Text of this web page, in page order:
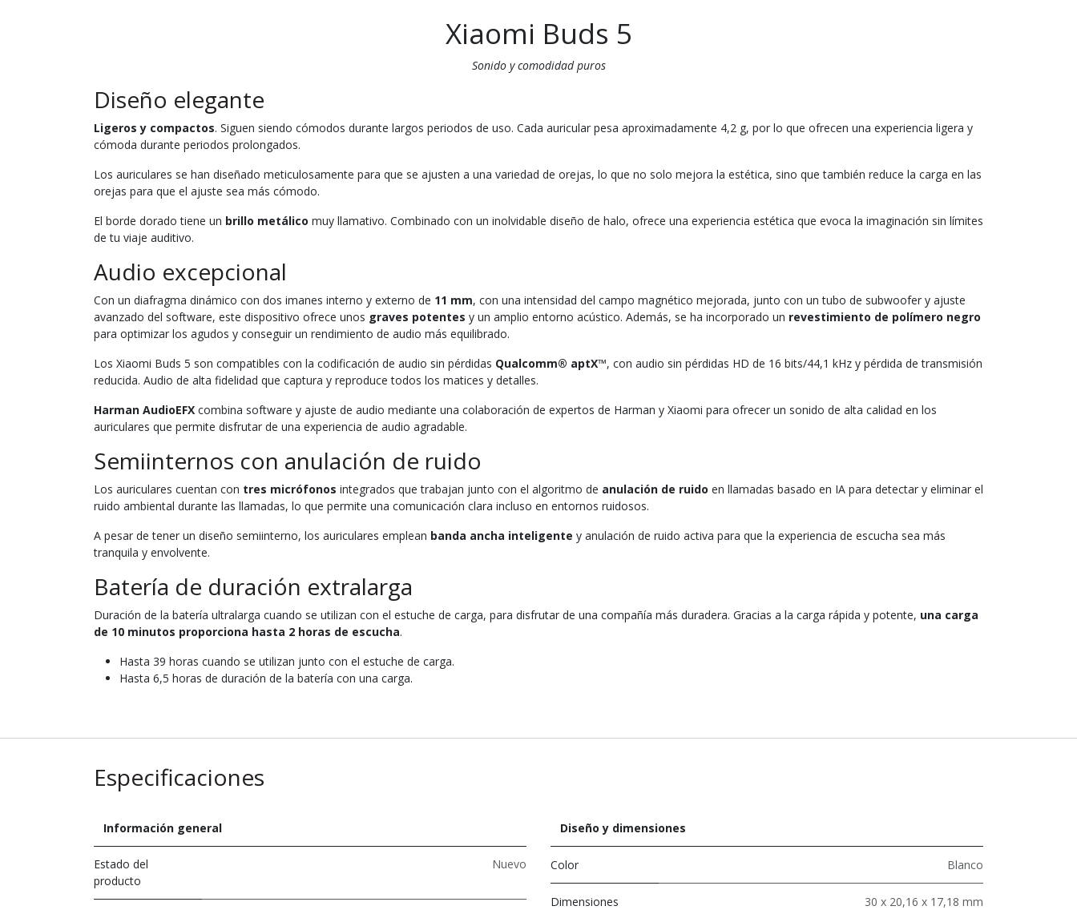
Xiaomi Buds 5
Sonido y comodidad puros
Diseño elegante
Ligeros y compactos. Siguen siendo cómodos durante largos periodos de uso. Cada auricular pesa aproximadamente 4,2 g, por lo que ofrecen una experiencia ligera y
cómoda durante periodos prolongados.
Los auriculares se han diseñado meticulosamente para que se ajusten a una variedad de orejas, lo que no solo mejora la estética, sino que también reduce la carga en las
orejas para que el ajuste sea más cómodo.
El borde dorado tiene un brillo metálico muy llamativo. Combinado con un inolvidable diseño de halo, ofrece una experiencia estética que evoca la imaginación sin límites
de tu viaje auditivo.
Audio excepcional
Con un diafragma dinámico con dos imanes interno y externo de 11 mm, con una intensidad del campo magnético mejorada, junto con un tubo de subwoofer y ajuste
avanzado del software, este dispositivo ofrece unos graves potentes y un amplio entorno acústico. Además, se ha incorporado un revestimiento de polímero negro
para optimizar los agudos y conseguir un rendimiento de audio más equilibrado.
Los Xiaomi Buds 5 son compatibles con la codificación de audio sin pérdidas Qualcomm® aptX™, con audio sin pérdidas HD de 16 bits/44,1 kHz y pérdida de transmisión
reducida. Audio de alta fidelidad que captura y reproduce todos los matices y detalles.
Harman AudioEFX combina software y ajuste de audio mediante una colaboración de expertos de Harman y Xiaomi para ofrecer un sonido de alta calidad en los
auriculares que permite disfrutar de una experiencia de audio agradable.
Semiinternos con anulación de ruido
Los auriculares cuentan con tres micrófonos integrados que trabajan junto con el algoritmo de anulación de ruido en llamadas basado en IA para detectar y eliminar el
ruido ambiental durante las llamadas, lo que permite una comunicación clara incluso en entornos ruidosos.
A pesar de tener un diseño semiinterno, los auriculares emplean banda ancha inteligente y anulación de ruido activa para que la experiencia de escucha sea más
tranquila y envolvente.
Batería de duración extralarga
Duración de la batería ultralarga cuando se utilizan con el estuche de carga, para disfrutar de una compañía más duradera. Gracias a la carga rápida y potente, una carga
de 10 minutos proporciona hasta 2 horas de escucha.
Hasta 39 horas cuando se utilizan junto con el estuche de carga.
Hasta 6,5 horas de duración de la batería con una carga.
Especificaciones
Información general
Estado del
producto
Nuevo
Diseño y dimensiones
Color Blanco
Dimensiones 30 x 20,16 x 17,18 mm